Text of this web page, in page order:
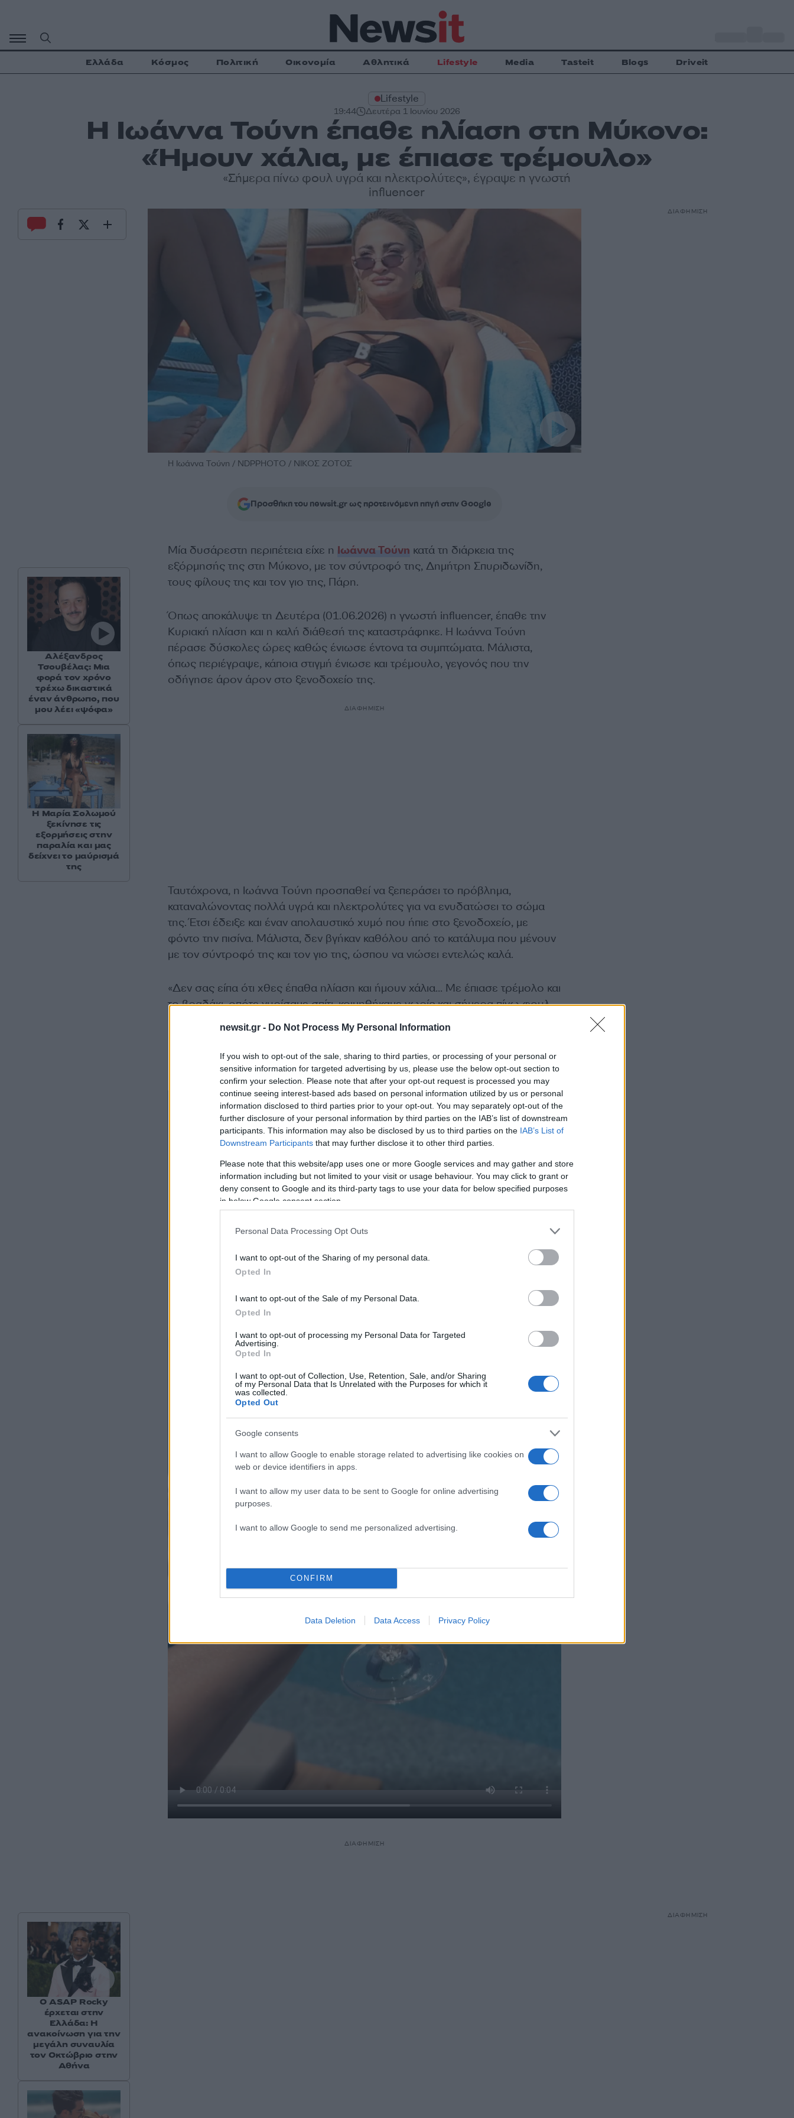
newsit.gr - Do Not Process My Personal Information
If you wish to opt-out of the sale, sharing to third parties, or processing of your personal or
sensitive information for targeted advertising by us, please use the below opt-out section to
confirm your selection. Please note that after your opt-out request is processed you may
continue seeing interest-based ads based on personal information utilized by us or personal
information disclosed to third parties prior to your opt-out. You may separately opt-out of the
further disclosure of your personal information by third parties on the IAB’s list of downstream
participants. This information may also be disclosed by us to third parties on the IAB’s List of
Downstream Participants that may further disclose it to other third parties.
Please note that this website/app uses one or more Google services and may gather and store
information including but not limited to your visit or usage behaviour. You may click to grant or
deny consent to Google and its third-party tags to use your data for below specified purposes
in below Google consent section.
Personal Data Processing Opt Outs
I want to opt-out of the Sharing of my personal data.
Opted In
I want to opt-out of the Sale of my Personal Data.
Opted In
I want to opt-out of processing my Personal Data for Targeted
Advertising.
Opted In
I want to opt-out of Collection, Use, Retention, Sale, and/or Sharing
of my Personal Data that Is Unrelated with the Purposes for which it
was collected.
Opted Out
Google consents
I want to allow Google to enable storage related to advertising like cookies on
web or device identifiers in apps.
I want to allow my user data to be sent to Google for online advertising
purposes.
I want to allow Google to send me personalized advertising.
CONFIRM
Data Deletion Data Access Privacy Policy
περιεχόμενο
Ελλάδα Κόσμος Πολιτική Οικονομία Αθλητικά Lifestyle Media Tasteit Blogs Driveit
Lifestyle
19:44 Δευτέρα 1 Ιουνίου 2026
Η Ιωάννα Τούνη έπαθε ηλίαση στη Μύκονο:
«Ήμουν χάλια, με έπιασε τρέμουλο»
«Σήμερα πίνω φουλ υγρά και ηλεκτρολύτες», έγραψε η γνωστή
influencer
H Ιωάννα Τούνη / NDPPHOTO / ΝΙΚΟΣ ΖΟΤΟΣ
Προσθήκη του newsit.gr ως προτεινόμενη πηγή στην Google
Μία δυσάρεστη περιπέτεια είχε η Ιωάννα Τούνη κατά τη διάρκεια της
εξόρμησής της στη Μύκονο, με τον σύντροφό της, Δημήτρη Σπυριδωνίδη,
τους φίλους της και τον γιο της, Πάρη.
Όπως αποκάλυψε τη Δευτέρα (01.06.2026) η γνωστή influencer, έπαθε την
Κυριακή ηλίαση και η καλή διάθεσή της καταστράφηκε. Η Ιωάννα Τούνη
πέρασε δύσκολες ώρες καθώς ένιωσε έντονα τα συμπτώματα. Μάλιστα,
όπως περιέγραψε, κάποια στιγμή ένιωσε και τρέμουλο, γεγονός που την
οδήγησε άρον άρον στο ξενοδοχείο της.
ΔΙΑΦΗΜΙΣΗ
Ταυτόχρονα, η Ιωάννα Τούνη προσπαθεί να ξεπεράσει το πρόβλημα,
καταναλώνοντας πολλά υγρά και ηλεκτρολύτες για να ενυδατώσει το σώμα
της. Έτσι έδειξε και έναν απολαυστικό χυμό που ήπιε στο ξενοδοχείο, με
φόντο την πισίνα. Μάλιστα, δεν βγήκαν καθόλου από το κατάλυμα που μένουν
με τον σύντροφό της και τον γιο της, ώσπου να νιώσει εντελώς καλά.
«Δεν σας είπα ότι χθες έπαθα ηλίαση και ήμουν χάλια… Με έπιασε τρέμολο και
το βραδάκι, οπότε γυρίσαμε σπίτι, κοιμηθήκαμε νωρίς και σήμερα πίνω φουλ
υγρά και ηλεκτρολύτες και αράξαμε στο ξενοδοχείο να συνέλθω», έγραψε σε
ένα από τα stories της η Ιωάννα Τούνη.
ΔΙΑΦΗΜΙΣΗ
Αλέξανδρος
Τσουβέλας: Μια
φορά τον χρόνο
τρέχω δικαστικά
έναν άνθρωπο, που
μου λέει «ψόφα»
Η Μαρία Σολωμού
ξεκίνησε τις
εξορμήσεις στην
παραλία και μας
δείχνει το μαύρισμά
της
Ο ASAP Rocky
έρχεται στην
Ελλάδα: Η
ανακοίνωση για την
μεγάλη συναυλία
τον Οκτώβριο στην
Αθήνα
ΔΙΑΦΗΜΙΣΗ
ΔΙΑΦΗΜΙΣΗ